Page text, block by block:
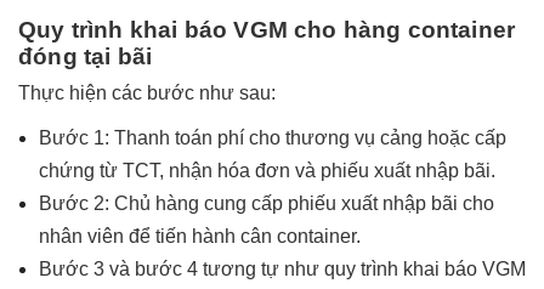
Quy trình khai báo VGM cho hàng container
đóng tại bãi
Thực hiện các bước như sau:
Bước 1: Thanh toán phí cho thương vụ cảng hoặc cấp
chứng từ TCT, nhận hóa đơn và phiếu xuất nhập bãi.
Bước 2: Chủ hàng cung cấp phiếu xuất nhập bãi cho
nhân viên để tiến hành cân container.
Bước 3 và bước 4 tương tự như quy trình khai báo VGM